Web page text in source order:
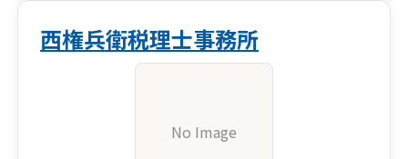
西権兵衛税理士事務所
No Image